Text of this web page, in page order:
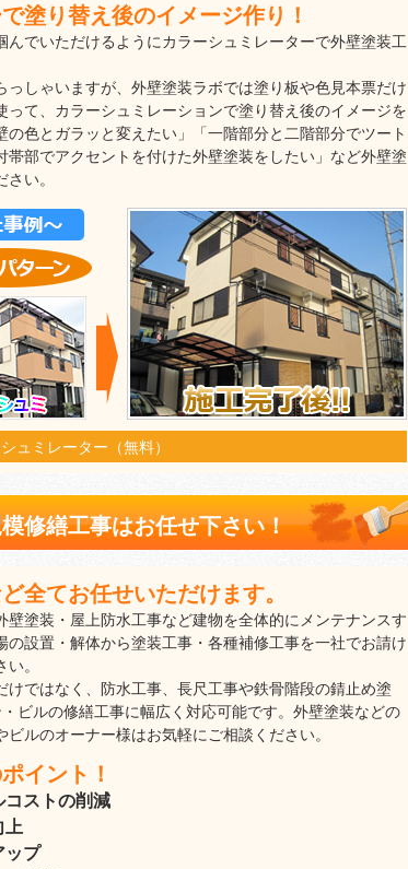
塗り替え後のイメージ作り！
でいただけるようにカラーシュミレーターで外壁塗装工
しゃいますが、外壁塗装ラボでは塗り板や色見本票だけ
て、カラーシュミレーションで塗り替え後のイメージを
色とガラッと変えたい」「一階部分と二階部分でツート
部でアクセントを付けた外壁塗装をしたい」など外壁塗
い。
ュミレーター（無料）
修繕工事はお任せ下さい！
全てお任せいただけます。
塗装・屋上防水工事など建物を全体的にメンテナンスす
設置・解体から塗装工事・各種補修工事を一社でお請け
。
ではなく、防水工事、長尺工事や鉄骨階段の錆止め塗
ビルの修繕工事に幅広く対応可能です。外壁塗装などの
ルのオーナー様はお気軽にご相談ください。
イント！
コストの削減
上
ップ